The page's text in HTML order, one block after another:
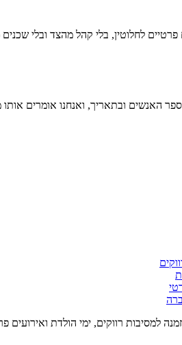
פרטיים לחלוטין, בלי קהל מהצד ובלי
האנשים ובתאריך, ואנחנו אומרים